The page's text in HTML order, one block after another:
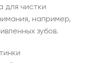
для чистки
например,
зубов.